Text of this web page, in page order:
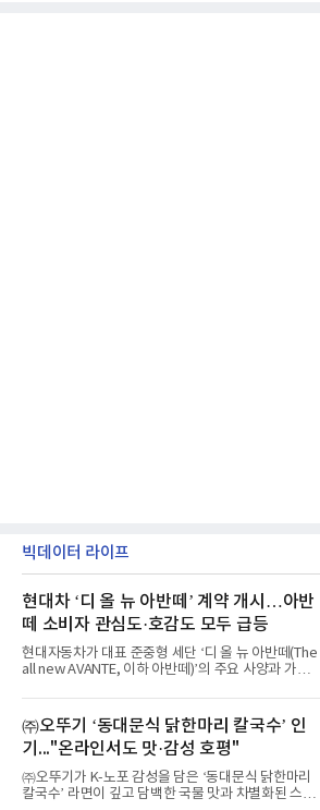
빅데이터 라이프
현대차 ‘디 올 뉴 아반떼’ 계약 개시…아반
떼 소비자 관심도·호감도 모두 급등
현대자동차가 대표 준중형 세단 ‘디 올 뉴 아반떼(The
all new AVANTE, 이하 아반떼)’의 주요 사양과 가격
떼는 6년 만에 선보이는 8세대 완전변경 모델로, ▲정
교한 선과 면을 중심으로 완성한 파격적인 디자인 ▲
과거 중형 세단 수준으로 확대된 차체 제원 ▲글로벌
최고 수준의 안전성 ▲성능과 효율을 동시에 높인 주
행 완성도 ▲첨단 편의 및 디지털 사양 적용 등을 통해
글로벌 준중형 세단의 새로운 기준을 세웠다.아반떼
는 가솔린 2.0과 1.6 하이브리드 두 가지 파워트레인
㈜오뚜기 ‘동대문식 닭한마리 칼국수’ 인
기..."온라인서도 맛·감성 호평"
㈜오뚜기가 K-노포 감성을 담은 ‘동대문식 닭한마리
칼국수’ 라면이 깊고 담백한 국물 맛과 차별화된 스토